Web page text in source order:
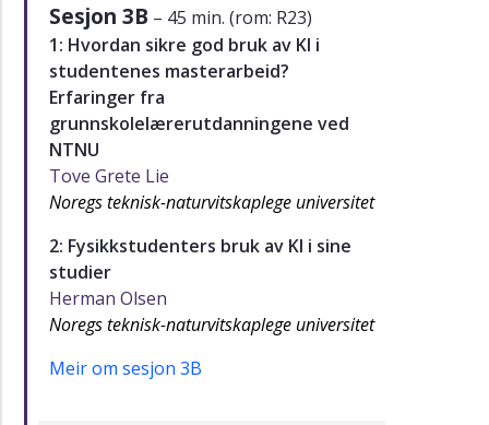
Sesjon 3B – 45 min. (rom: R23)
1: Hvordan sikre god bruk av KI i
studentenes masterarbeid?
Erfaringer fra
grunnskolelærerutdanningene ved
NTNU
Tove Grete Lie
Noregs teknisk-naturvitskaplege universitet
2: Fysikkstudenters bruk av KI i sine
studier
Herman Olsen
Noregs teknisk-naturvitskaplege universitet
Meir om sesjon 3B